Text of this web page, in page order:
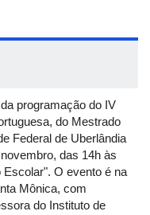
programação do IV
do Mestrado
Federal de Uberlândia
das 14h às
O evento é na
Mônica, com
do Instituto de